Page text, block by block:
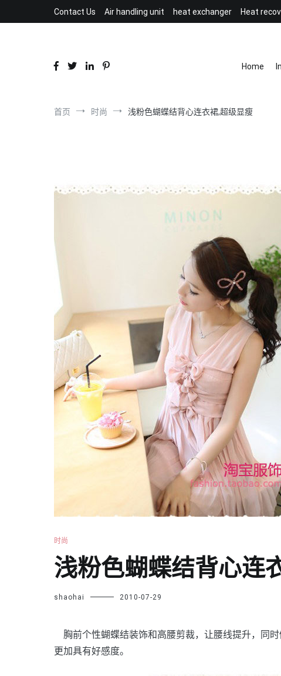
到
Contact Us Air handling unit heat exchanger Heat
Home
首页 时尚 浅粉色蝴蝶结背心连衣裙,超级显瘦
时尚
浅粉色蝴蝶结背心连
shaohai 2010-07-29
胸前个性蝴蝶结装饰和高腰剪裁，让腰线提升，同
更加具有好感度。